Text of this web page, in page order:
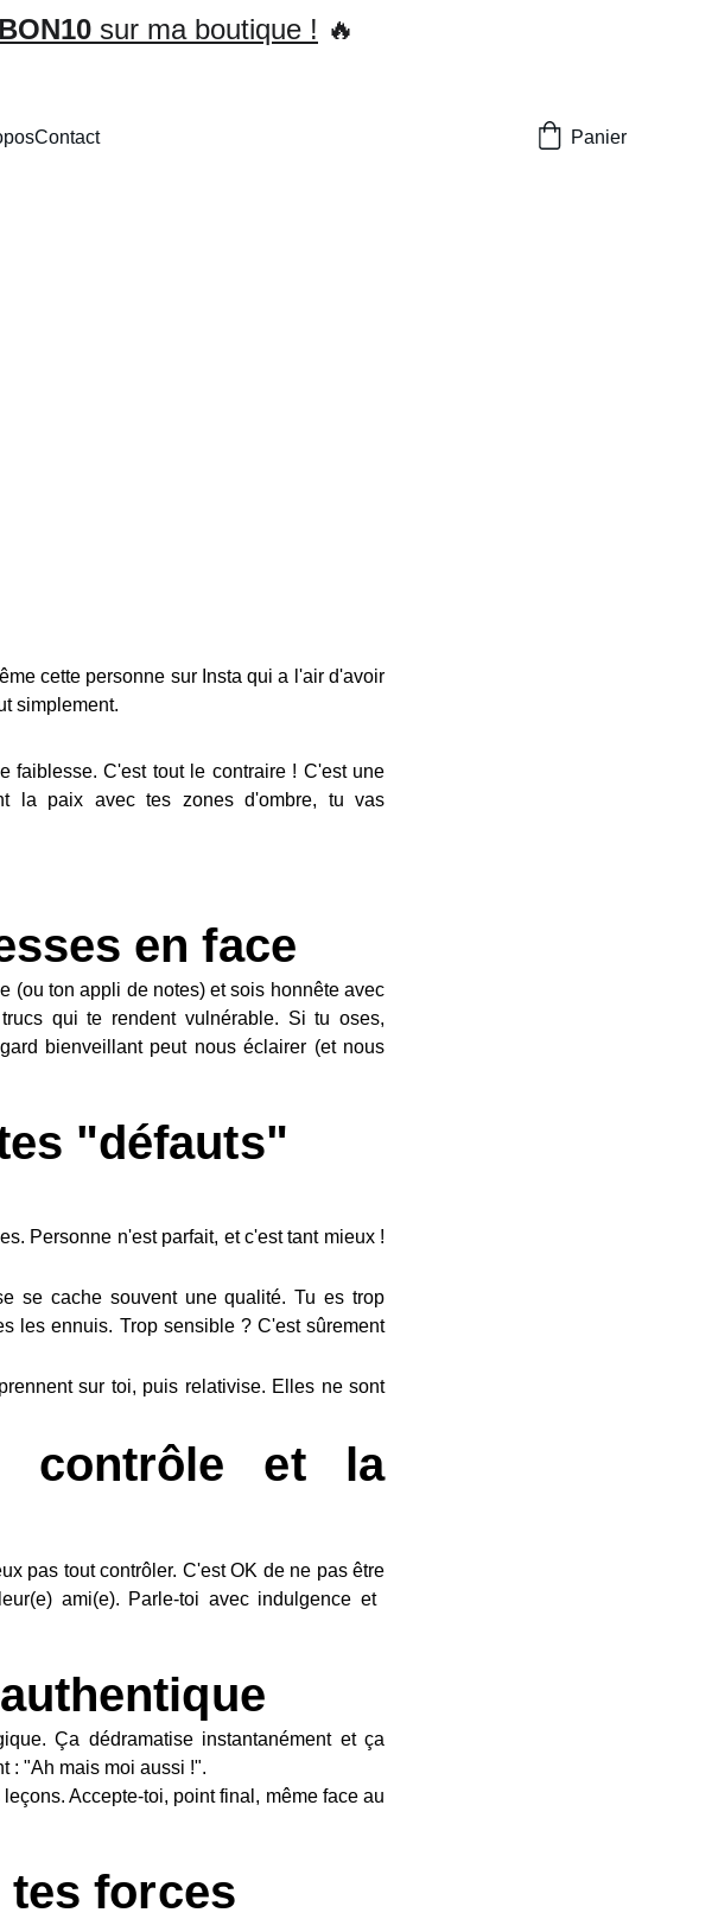
BON10 sur ma boutique ! 🔥
Contact Panier
cette personne sur Insta qui a l'air d'avoir
simplement.
faiblesse. C'est tout le contraire ! C'est une
la paix avec tes zones d'ombre, tu vas
en face
(ou ton appli de notes) et sois honnête avec
qui te rendent vulnérable. Si tu oses,
bienveillant peut nous éclairer (et nous
"défauts"
Personne n'est parfait, et c'est tant mieux !
se cache souvent une qualité. Tu es trop
les ennuis. Trop sensible ? C'est sûrement
sur toi, puis relativise. Elles ne sont
contrôle et la
pas tout contrôler. C'est OK de ne pas être
ami(e). Parle-toi avec indulgence et
Ça dédramatise instantanément et ça
: "Ah mais moi aussi !".
Accepte-toi, point final, même face au
tes forces